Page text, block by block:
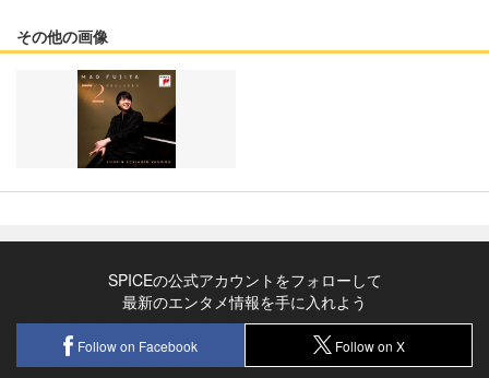
その他の画像
SPICEの公式アカウントをフォローして
最新のエンタメ情報を手に入れよう
Follow on Facebook Follow on X